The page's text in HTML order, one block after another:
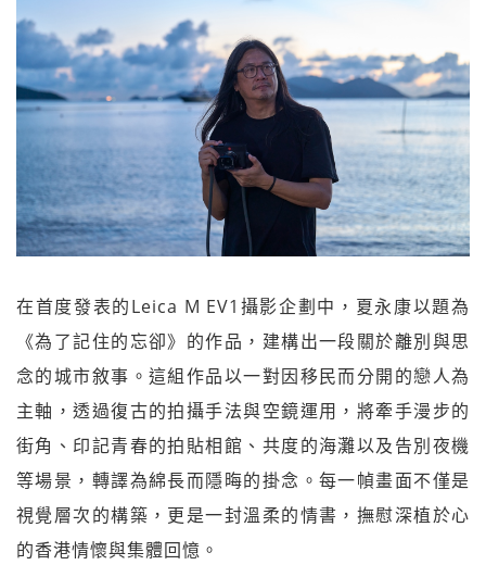
在首度發表的Leica M EV1攝影企劃中，夏永康以題為
《為了記住的忘卻》的作品，建構出一段關於離別與思
念的城市敘事。這組作品以一對因移民而分開的戀人為
主軸，透過復古的拍攝手法與空鏡運用，將牽手漫步的
街角、印記青春的拍貼相館、共度的海灘以及告別夜機
等場景，轉譯為綿長而隱晦的掛念。每一幀畫面不僅是
視覺層次的構築，更是一封溫柔的情書，撫慰深植於心
的香港情懷與集體回憶。